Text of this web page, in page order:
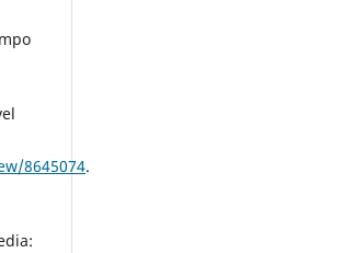
8645074.